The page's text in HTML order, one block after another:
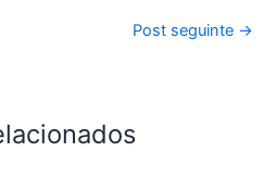
Post seguinte →